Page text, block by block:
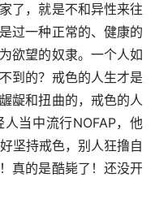
了，就是不和异性来往
过一种正常的、健康的
欲望的奴隶。一个人如
到的？戒色的人生才是
龊和扭曲的，戒色的人
当中流行NOFAP，他
坚持戒色，别人狂撸自
真的是酷毙了！还没开